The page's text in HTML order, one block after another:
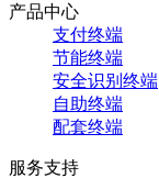
产品中心
支付终端
节能终端
安全识别终端
自助终端
配套终端
服务支持